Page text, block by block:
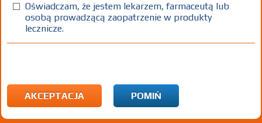
Znaleziono wyników:
L03 Zapalenie tkanki łącznej
Oświadczam, że jestem lekarzem, farmaceutą lub
osobą prowadzącą zaopatrzenie w produkty
lecznicze.
AKCEPTACJA POMIŃ